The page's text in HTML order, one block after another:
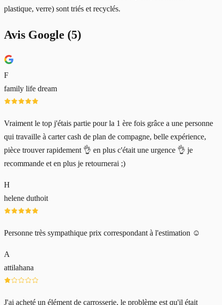
plastique, verre) sont triés et recyclés.
Avis Google (5)
F
family life dream
Vraiment le top j'étais partie pour la 1 ère fois grâce a une personne
qui travaille à carter cash de plan de compagne, belle expérience,
pièce trouver rapidement 👌 en plus c'était une urgence 👌 je
recommande et en plus je retournerai ;)
H
helene duthoit
Personne très sympathique prix correspondant à l'estimation ☺️
A
attilahana
J'ai acheté un élément de carrosserie, le problème est qu'il était